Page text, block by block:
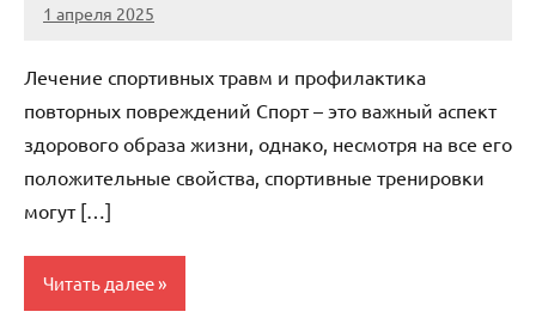
1 апреля 2025
biewerplanet
Нет
Лечение спортивных травм и профилактика
повторных повреждений Спорт – это важный аспект
здорового образа жизни, однако, несмотря на все его
положительные свойства, спортивные тренировки
могут […]
Читать далее